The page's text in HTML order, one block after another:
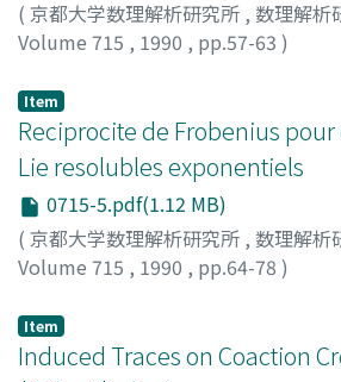
( 京都大学数理解析研究所 , 数理解析
Volume 715 , 1990 , pp.57-63 )
Item
Reciprocite de Frobenius
Lie resolubles exponentiels
0715-5.pdf(1.12 MB)
( 京都大学数理解析研究所 , 数理解析
Volume 715 , 1990 , pp.64-78 )
Item
Induced Traces on Coaction